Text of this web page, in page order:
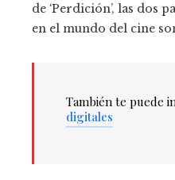
de ‘Perdición’, las dos
en el mundo del cine
También te puede
digitales